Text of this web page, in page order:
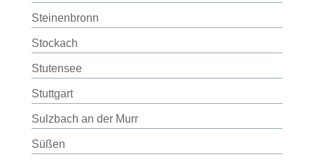
Steinenbronn
Stockach
Stutensee
Stuttgart
Sulzbach an der Murr
Süßen